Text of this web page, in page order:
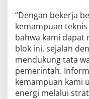
“Dengan bekerja
kemampuan
bahwa kami dapat
blok ini, sejalan
mendukung tata
pemerintah.
kemampuan kami
energi melalui